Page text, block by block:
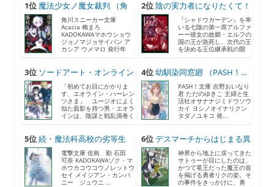
1位 魔法少女ノ魔女裁判 （角
川...
角川スニーカー文庫
Acacia 梅まろ
KADOKAWAマホウショウ
ジョノマジョサイバン ア
カシア ウメマロ 発行年
2位陰の実力者になりたくて！
...
『シャドウガーデン』を率
いる七陰の第一席アルファ
ーー彼女の故郷・エルフの
国の王が急死し、次代の王
を決める王位継承戦の開
3位 ソードアート・オンライン
2...
「初めてお目にかかりま
す、エオライン・ハーレン
ツさま」 ユージオによく
似た面影を持つ男・エオラ
インは、陰謀と戦乱渦巻く
4位幼馴染同窓廻 （PASH！...
PASH！文庫 吉野おいなり
君 ただのゆきこ 主婦と生
活社オサナナジミドウソウ
カイ ヨシノオイナリクン
タダノユキコ 発...
5位続・魔法科高校の劣等生
メ...
電撃文庫 佐島 勤 石田
可奈 KADOKAWAゾク・マ
ホウカコウコウノレットウ
セイ メイジアン・カンパ
ニー ジュウニ ...
6位デスマーチからはじまる異
世...
神界から地上に戻ってきた
サトゥーが目にしたのは、
かつて竜王だった魔王の首
を掲げる勇者リクの姿。そ
の事件をきっかけに、勇